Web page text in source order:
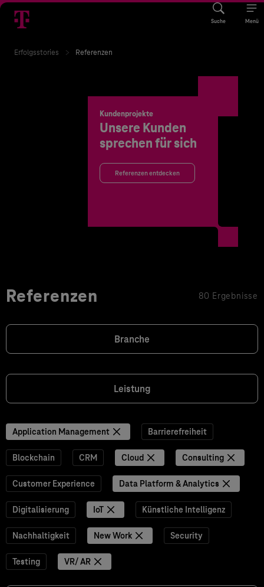
Suche Menü
Erfolgsstories Referenzen
Kundenprojekte
Unsere Kunden
sprechen für sich
Referenzen entdecken
Referenzen 80 Ergebnisse
Branche
Leistung
Application Management Barrierefreiheit
Blockchain CRM Cloud Consulting
Customer Experience Data Platform & Analytics
Digitalisierung IoT Künstliche Intelligenz
Nachhaltigkeit New Work Security
Testing VR/ AR